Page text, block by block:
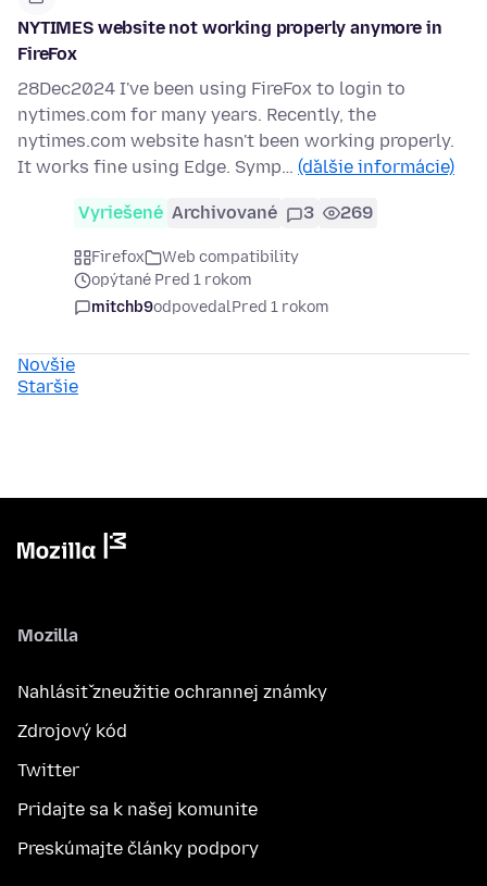
NYTIMES website not working properly anymore in
FireFox
28Dec2024 I've been using FireFox to login to
nytimes.com for many years. Recently, the
nytimes.com website hasn't been working properly.
It works fine using Edge. Symp… (ďalšie informácie)
Vyriešené Archivované 3 269
Firefox
Web compatibility
opýtané Pred 1 rokom
mitchb9odpovedalPred 1 rokom
Novšie
Staršie
Mozilla
Nahlásiť zneužitie ochrannej známky
Zdrojový kód
Twitter
Pridajte sa k našej komunite
Preskúmajte články podpory